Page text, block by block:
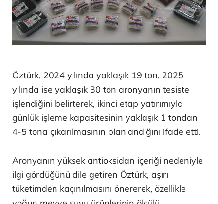
Öztürk, 2024 yılında yaklaşık 19 ton, 2025
yılında ise yaklaşık 30 ton aronyanın tesiste
işlendiğini belirterek, ikinci etap yatırımıyla
günlük işleme kapasitesinin yaklaşık 1 tondan
4-5 tona çıkarılmasının planlandığını ifade etti.
Aronyanın yüksek antioksidan içeriği nedeniyle
ilgi gördüğünü dile getiren Öztürk, aşırı
tüketimden kaçınılmasını önererek, özellikle